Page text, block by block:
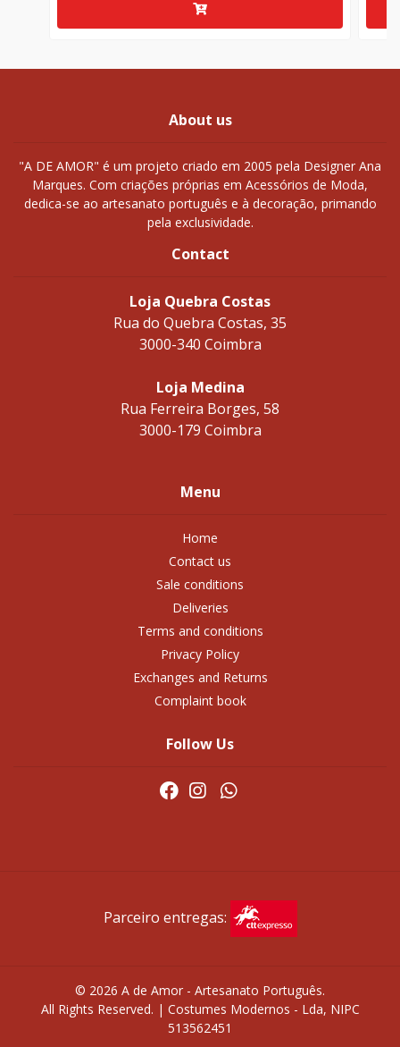
About us
"A DE AMOR" é um projeto criado em 2005 pela Designer Ana
Marques. Com criações próprias em Acessórios de Moda,
dedica-se ao artesanato português e à decoração, primando
pela exclusividade.
Contact
Loja Quebra Costas
Rua do Quebra Costas, 35
3000-340 Coimbra
Loja Medina
Rua Ferreira Borges, 58
3000-179 Coimbra
Menu
Home
Contact us
Sale conditions
Deliveries
Terms and conditions
Privacy Policy
Exchanges and Returns
Complaint book
Follow Us
Parceiro entregas:
© 2026 A de Amor - Artesanato Português.
All Rights Reserved. | Costumes Modernos - Lda, NIPC
513562451